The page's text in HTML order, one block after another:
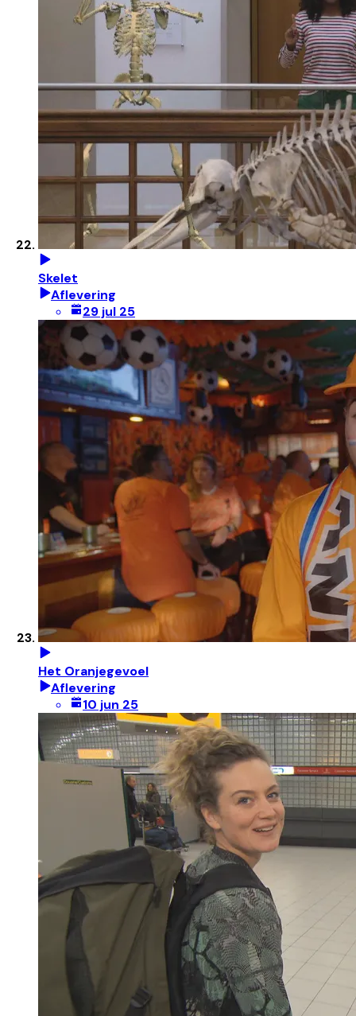
Skelet
Aflevering
29 jul 25
Het Oranjegevoel
Aflevering
10 jun 25